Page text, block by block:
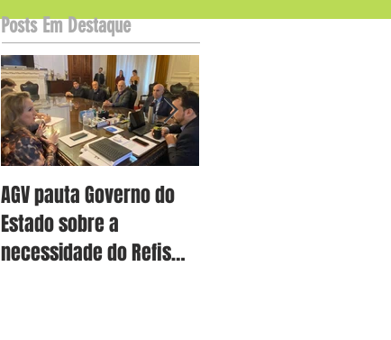
Posts Em Destaque
AGV pauta Governo do
Estado sobre a
necessidade do Refis